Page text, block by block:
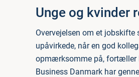
Unge og kvinder
Overvejelsen om et
upåvirkede, når en god
opmærksomme på, fortæller
Business Danmark har